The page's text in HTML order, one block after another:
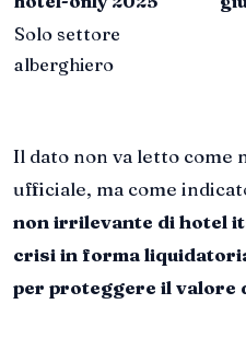
Solo settore
alberghiero
Il dato non va letto come
ufficiale, ma come
non irrilevante di hotel
crisi in forma
per proteggere il valore